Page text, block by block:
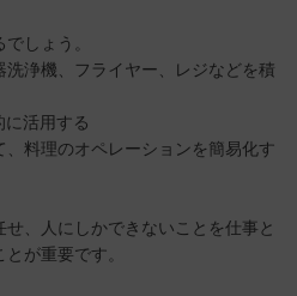
しょう。
洗浄機、フライヤー、レジなどを積
に活用する
、料理のオペレーションを簡易化す
、人にしかできないことを仕事と
が重要です。